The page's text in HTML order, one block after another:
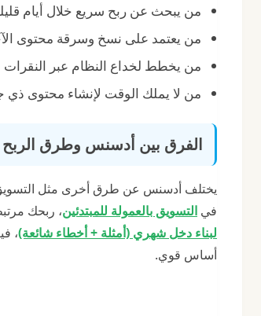
من يبحث عن ربح سريع خلال أيام
من يعتمد على نسخ وسرقة محتوى
من يخطط لخداع النظام عبر النقرات
من لا يملك الوقت لإنشاء محتوى
الفرق بين أدسنس وطرق الربح
يختلف أدسنس عن طرق أخرى مثل التسويق
في التسويق بالعمولة للمبتدئين، ربحك
لبناء دخل شهري (أمثلة + أخطاء شائعة)
أساس قوي.